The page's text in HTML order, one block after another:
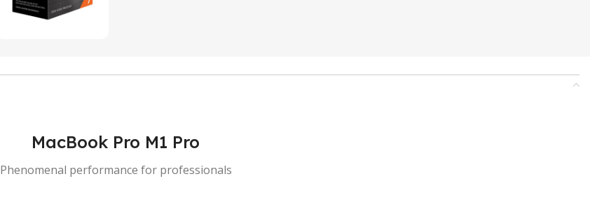
MacBook Pro M1 Pro
Phenomenal performance for professionals